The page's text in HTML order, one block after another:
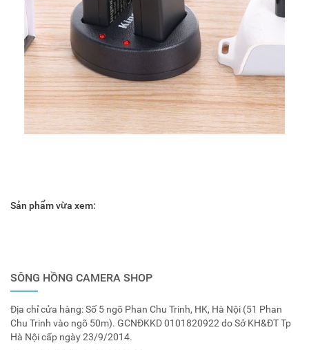
Sản phẩm vừa xem:
SÔNG HỒNG CAMERA SHOP
Địa chỉ cửa hàng: Số 5 ngõ Phan Chu Trinh, HK, Hà Nội (51 Phan
Chu Trinh vào ngõ 50m). GCNĐKKD 0101820922 do Sở KH&ĐT Tp
Hà Nội cấp ngày 23/9/2014.